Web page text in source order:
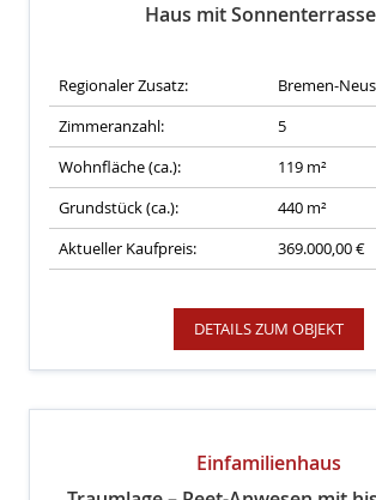
Haus mit
Regionaler Zusatz:
Bremen-
Zimmeranzahl:
5
Wohnfläche (ca.):
119 m²
Grundstück (ca.):
440 m²
Aktueller Kaufpreis:
369.000,00 €
DETAILS ZUM OBJEKT
Einfamilienhaus